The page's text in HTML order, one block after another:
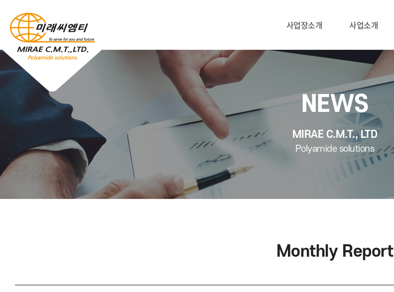
사업장소개 사업소개
NEWS
MIRAE C.M.T., LTD
Polyamide solutions
Monthly Report